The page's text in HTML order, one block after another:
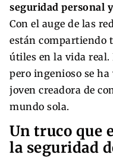
seguridad personal
Con el auge de las
están compartiendo
útiles en la vida
pero ingenioso se
joven creadora de
mundo sola.
Un truco que
la seguridad